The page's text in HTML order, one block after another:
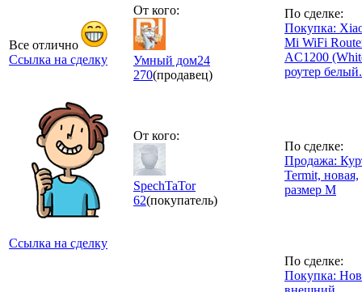
Все отлично
Ссылка на сделку
От кого:
Умный дом24
270(продавец)
По сделке:
Покупка:
Mi WiFi
AC1200
роутер белый.
Ссылка на сделку
От кого:
SpechTaTor
62(покупатель)
По сделке:
Продажа:
Termit, новая,
размер М
По сделке:
Покупка: